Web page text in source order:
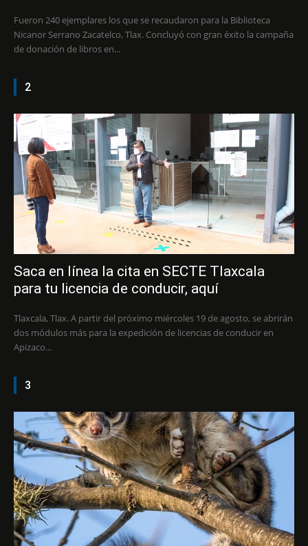
Fueron 240 ejemplares los que se recaudaron para la Biblioteca
Nicanor Serrano Zacatelco, Tlax. Concluyó con gran éxito la campaña
de donación de libros en...
2
Saca en línea la cita en SECTE Tlaxcala
para tu licencia de conducir, aquí
Tlaxcala, Tlax. A partir del próximo miércoles 19 de agosto, se abrirán
dos módulos más para la expedición de licencias de conducir en
Apizaco...
3